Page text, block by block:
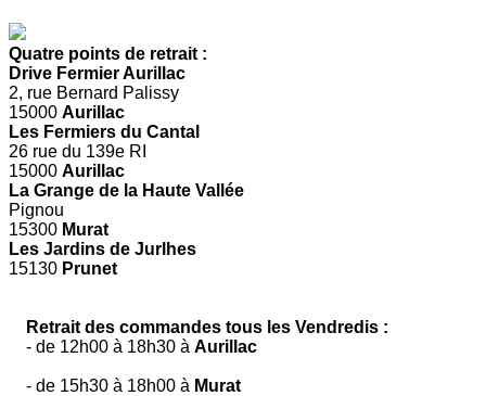
Quatre points de retrait :
Drive Fermier Aurillac
2, rue Bernard Palissy
15000 Aurillac
Les Fermiers du Cantal
26 rue du 139e RI
15000 Aurillac
La Grange de la Haute Vallée
Pignou
15300 Murat
Les Jardins de Jurlhes
15130 Prunet
Retrait des commandes tous les Vendredis :
- de 12h00 à 18h30 à Aurillac
- de 15h30 à 18h00 à Murat